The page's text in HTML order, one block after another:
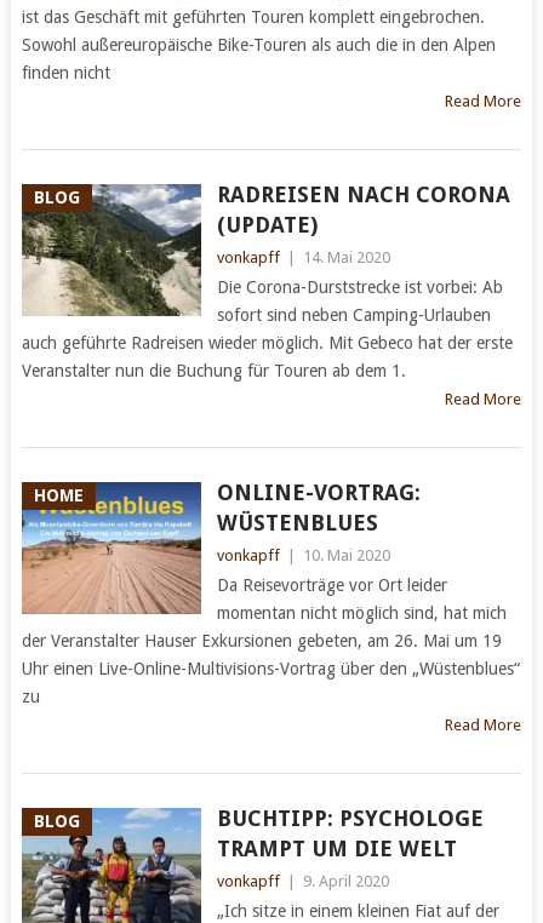
ist das Geschäft mit geführten Touren komplett eingebrochen.
Sowohl außereuropäische Bike-Touren als auch die in den Alpen
finden nicht
Read More
BLOG
RADREISEN NACH CORONA
(UPDATE)
vonkapff 14. Mai 2020
Die Corona-Durststrecke ist vorbei: Ab
sofort sind neben Camping-Urlauben
auch geführte Radreisen wieder möglich. Mit Gebeco hat der erste
Veranstalter nun die Buchung für Touren ab dem 1.
Read More
HOME
ONLINE-VORTRAG:
WÜSTENBLUES
vonkapff 10. Mai 2020
Da Reisevorträge vor Ort leider
momentan nicht möglich sind, hat mich
der Veranstalter Hauser Exkursionen gebeten, am 26. Mai um 19
Uhr einen Live-Online-Multivisions-Vortrag über den „Wüstenblues“
zu
Read More
BLOG
BUCHTIPP: PSYCHOLOGE
TRAMPT UM DIE WELT
vonkapff 9. April 2020
„Ich sitze in einem kleinen Fiat auf der